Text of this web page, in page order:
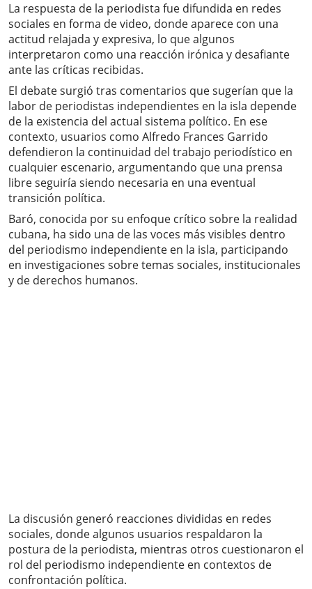
La respuesta de la periodista fue difundida en redes
sociales en forma de video, donde aparece con una
actitud relajada y expresiva, lo que algunos
interpretaron como una reacción irónica y desafiante
ante las críticas recibidas.
El debate surgió tras comentarios que sugerían que la
labor de periodistas independientes en la isla depende
de la existencia del actual sistema político. En ese
contexto, usuarios como Alfredo Frances Garrido
defendieron la continuidad del trabajo periodístico en
cualquier escenario, argumentando que una prensa
libre seguiría siendo necesaria en una eventual
transición política.
Baró, conocida por su enfoque crítico sobre la realidad
cubana, ha sido una de las voces más visibles dentro
del periodismo independiente en la isla, participando
en investigaciones sobre temas sociales, institucionales
y de derechos humanos.
La discusión generó reacciones divididas en redes
sociales, donde algunos usuarios respaldaron la
postura de la periodista, mientras otros cuestionaron el
rol del periodismo independiente en contextos de
confrontación política.